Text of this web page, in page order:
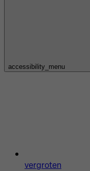
accessibility_menu
vergroten